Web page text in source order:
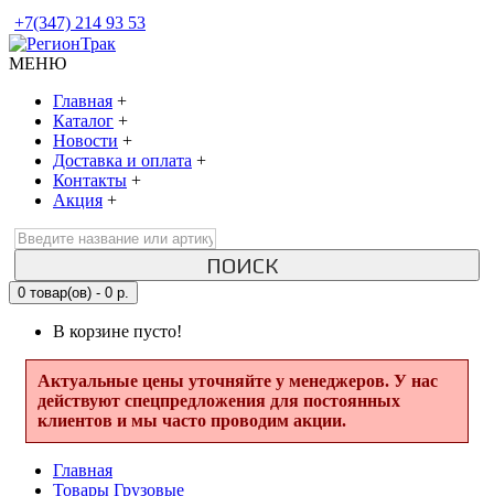
+7(347) 214 93 53
МЕНЮ
Главная +
Каталог +
Новости +
Доставка и оплата +
Контакты +
Акция +
ПОИСК
0 товар(ов) - 0 р.
В корзине пусто!
Актуальные цены уточняйте у менеджеров. У нас
действуют спецпредложения для постоянных
клиентов и мы часто проводим акции.
Главная
Товары Грузовые